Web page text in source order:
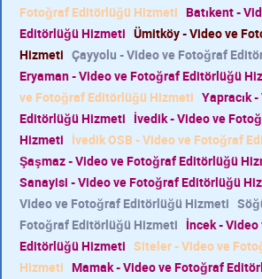
Fotoğraf Editörlüğü Hizmeti Batıkent -
Editörlüğü Hizmeti Ümitköy - Video ve
Hizmeti Çayyolu - Video ve Fotoğraf
Eryaman - Video ve Fotoğraf Editörlüğü
ve Fotoğraf Editörlüğü Hizmeti Yapracık
Editörlüğü Hizmeti İvedik - Video ve
Hizmeti İvedik OSB - Video ve Fotoğraf
Şaşmaz - Video ve Fotoğraf Editörlüğü
Sanayisi - Video ve Fotoğraf Editörlüğü
Video ve Fotoğraf Editörlüğü Hizmeti
Fotoğraf Editörlüğü Hizmeti İncek -
Editörlüğü Hizmeti Siteler - Video ve
Hizmeti Mamak - Video ve Fotoğraf